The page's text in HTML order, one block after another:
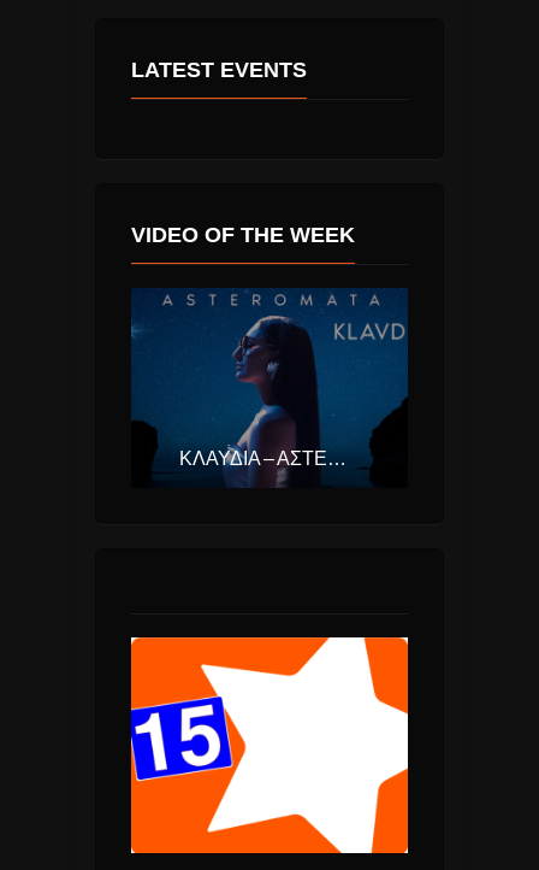
LATEST EVENTS
VIDEO OF THE WEEK
ΚΛΑΥΔΊΑ – ΑΣΤΕΡΟΜΆΤΑ (EUROVISION ΕΛΛΆΔΑ 2025)